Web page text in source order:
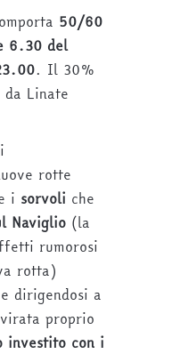
50/60
6.30 del
. Il 30%
Linate
rotte
i sorvoli che
Naviglio (la
rumorosi
rotta)
dirigendosi a
proprio
investito con i